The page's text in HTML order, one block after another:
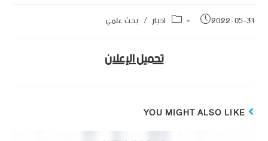
2022-05-31 اخبار / بحث علمي
تحميل الإعلان
YOU MIGHT ALSO LIKE